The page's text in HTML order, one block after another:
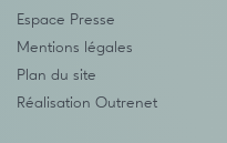
Espace Presse
Mentions légales
Plan du site
Réalisation Outrenet